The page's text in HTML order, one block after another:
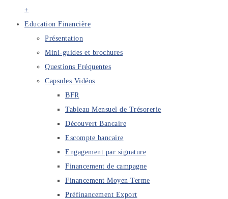
+
Education Financière
Présentation
Mini-guides et brochures
Questions Fréquentes
Capsules Vidéos
BFR
Tableau Mensuel de Trésorerie
Découvert Bancaire
Escompte bancaire
Engagement par signature
Financement de campagne
Financement Moyen Terme
Préfinancement Export